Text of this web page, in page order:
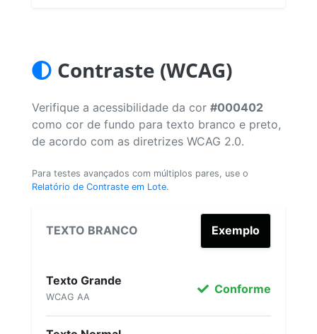
Contraste (WCAG)
Verifique a acessibilidade da cor #000402
como cor de fundo para texto branco e preto,
de acordo com as diretrizes WCAG 2.0.
Para testes avançados com múltiplos pares, use o
Relatório de Contraste em Lote.
TEXTO BRANCO Exemplo
Texto Grande
WCAG AA
Conforme